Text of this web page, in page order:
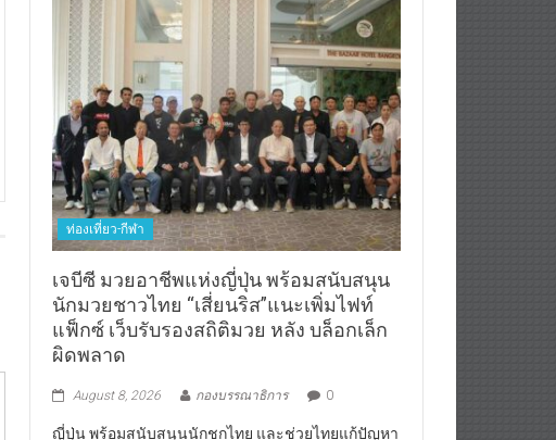
ท่องเที่ยว-กีฬา
เจบีซี มวยอาชีพแห่งญี่ปุ่น พร้อมสนับสนุน
นักมวยชาวไทย “เสี่ยนริส”แนะเพิ่มไฟท์
แฟ็กซ์ เว็บรับรองสถิติมวย หลัง บล็อกเล็ก
ผิดพลาด
August 8, 2026 กองบรรณาธิการ 0
ญี่ปุ่น พร้อมสนับสนุนนักชกไทย และช่วยไทยแก้ปัญหา